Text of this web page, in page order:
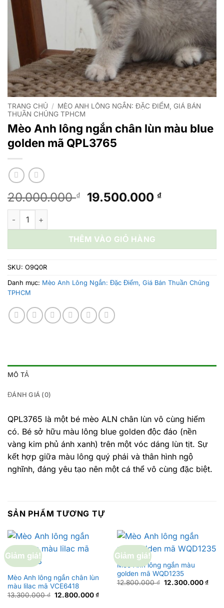
TRANG CHỦ / MÈO ANH LÔNG NGẮN: ĐẶC ĐIỂM, GIÁ BÁN
THUẦN CHỦNG TPHCM
Mèo Anh lông ngắn chân lùn màu blue
golden mã QPL3765
20.000.000₫
Giá
20.000.000 ₫.
19.500.000 ₫Giá
là:
Mèo Anh lông ngắn chân lùn màu blue golden mã QPL3765 số
THÊM VÀO GIỎ HÀNG
SKU: O9Q0R
Danh mục: Mèo Anh Lông Ngắn: Đặc Điểm, Giá Bán Thuần Chủng
TPHCM
MÔ TẢ
ĐÁNH GIÁ (0)
QPL3765 là một bé mèo ALN chân lùn vô cùng hiếm
có. Bé sở hữu màu lông blue golden độc đáo (nền
vàng kim phủ ánh xanh) trên một vóc dáng lùn tịt. Sự
kết hợp giữa màu lông quý phái và thân hình ngộ
nghĩnh, đáng yêu tạo nên một cá thể vô cùng đặc biệt.
SẢN PHẨM TƯƠNG TỰ
Giảm giá!
Mèo Anh lông ngắn chân lùn
màu lilac mã VCE6418
13.300.000₫ Giá
12.800.000₫Giá
Giảm giá!
Mèo Anh lông ngắn màu
golden mã WQD1235
12.800.000₫ Giá
12.300.000₫Giá